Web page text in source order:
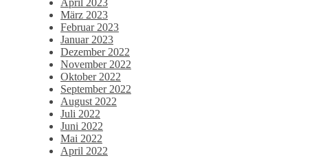
März 2023
Februar 2023
Januar 2023
Dezember 2022
November 2022
Oktober 2022
September 2022
August 2022
Juli 2022
Juni 2022
Mai 2022
April 2022